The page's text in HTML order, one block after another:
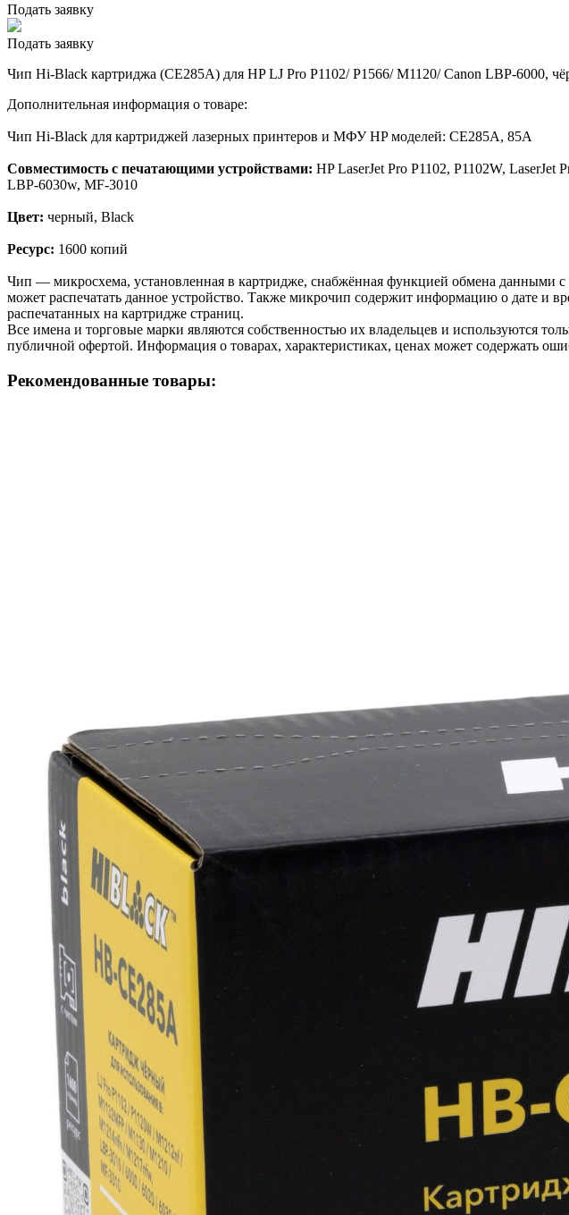
Подать заявку
Подать заявку
Чип Hi-Black картриджа (CE285A) для HP LJ Pro P1102/ P1566/ M1120/ Canon LBP-6000,
Дополнительная информация о товаре:
Чип Hi-Black для картриджей лазерных принтеров и МФУ HP моделей: CE285A, 85A
Совместимость с печатающими устройствами: HP LaserJet Pro P1102, P1102W,
LBP-6030w, MF-3010
Цвет: черный, Black
Ресурс: 1600 копий
Чип — микросхема, установленная в картридже, снабжённая функцией обмена данными
может распечатать данное устройство. Также микрочип содержит информацию о дате и
распечатанных на картридже страниц.
Все имена и торговые марки являются собственностью их владельцев и используются
публичной офертой. Информация о товарах, характеристиках, ценах может содержать
Рекомендованные товары: